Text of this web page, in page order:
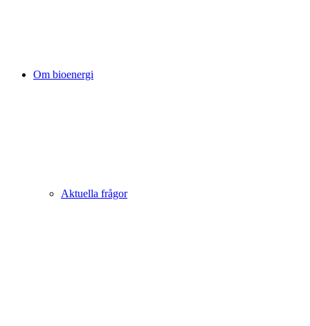
Om bioenergi
Aktuella frågor